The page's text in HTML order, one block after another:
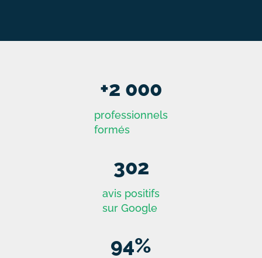
professionnels
formés
+2 000
avis positifs
sur Google
302
94%